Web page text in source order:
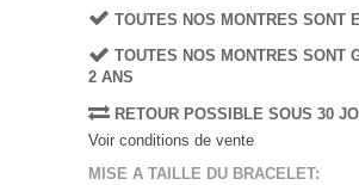
TOUTES NOS MONTRES SONT
TOUTES NOS MONTRES SONT
2 ANS
RETOUR POSSIBLE SOUS 30
Voir conditions de vente
MISE A TAILLE DU BRACELET: